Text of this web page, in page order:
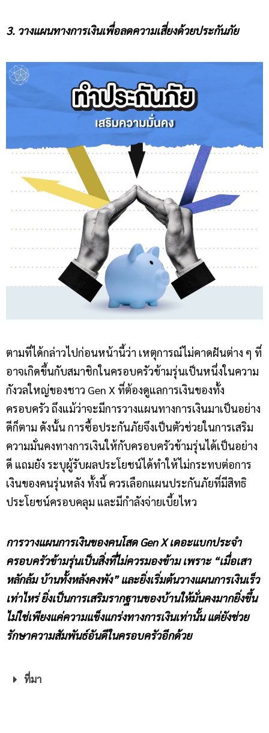
3. วางแผนทางการเงินเพื่อลดความเสี่ยงด้วยประกันภัย
ตามที่ได้กล่าวไปก่อนหน้านี้ว่า เหตุการณ์ไม่คาดฝันต่าง ๆ ที่
อาจเกิดขึ้นกับสมาชิกในครอบครัวข้ามรุ่นเป็นหนึ่งในความ
กังวลใหญ่ของชาว Gen X ที่ต้องดูแลการเงินของทั้ง
ครอบครัว ถึงแม้ว่าจะมีการวางแผนทางการเงินมาเป็นอย่าง
ดีก็ตาม ดังนั้น การซื้อประกันภัยจึงเป็นตัวช่วยในการเสริม
ความมั่นคงทางการเงินให้กับครอบครัวข้ามรุ่นได้เป็นอย่าง
ดี แถมยัง ระบุผู้รับผลประโยชน์ได้ทำให้ไม่กระทบต่อการ
เงินของคนรุ่นหลัง ทั้งนี้ ควรเลือกแผนประกันภัยที่มีสิทธิ
ประโยชน์ครอบคลุม และมีกำลังจ่ายเบี้ยไหว
การวางแผนการเงินของคนโสดGen X เดอะแบกประจำ
ครอบครัวข้ามรุ่นเป็นสิ่งที่ไม่ควรมองข้าม เพราะ “เมื่อเสา
หลักล้ม บ้านทั้งหลังคงพัง” และยิ่งเริ่มต้นวางแผนการเงินเร็ว
เท่าไหร่ ยิ่งเป็นการเสริมรากฐานของบ้านให้มั่นคงมากยิ่งขึ้น
ไม่ใช่เพียงแค่ความแข็งแกร่งทางการเงินเท่านั้น แต่ยังช่วย
รักษาความสัมพันธ์อันดีในครอบครัวอีกด้วย
ที่มา